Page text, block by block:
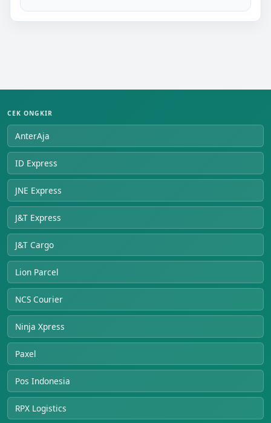
CEK ONGKIR
AnterAja
ID Express
JNE Express
J&T Express
J&T Cargo
Lion Parcel
NCS Courier
Ninja Xpress
Paxel
Pos Indonesia
RPX Logistics